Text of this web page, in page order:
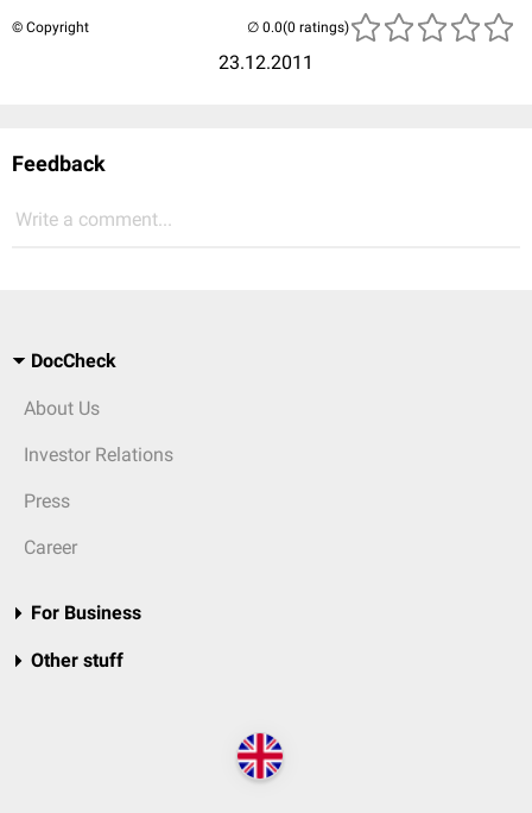
© Copyright
23.12.2011
(0 ratings)
Feedback
Write a comment...
DocCheck
About Us
Investor Relations
Press
Career
For Business
Other stuff